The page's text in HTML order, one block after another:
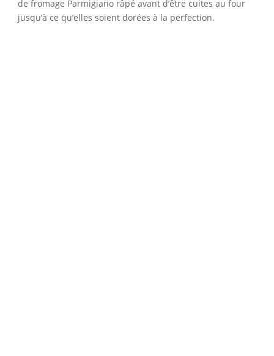
de fromage Parmigiano râpé avant d’être cuites au four
jusqu’à ce qu’elles soient dorées à la perfection.